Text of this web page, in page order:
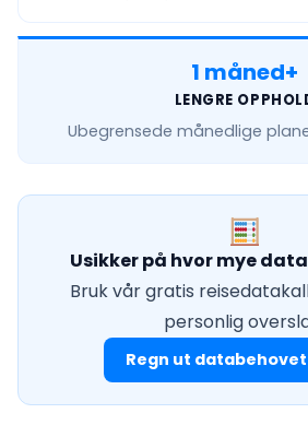
1 måned+
LENGRE
Ubegrensede månedlige
Usikker på hvor mye
Bruk vår gratis
personlig
Regn ut